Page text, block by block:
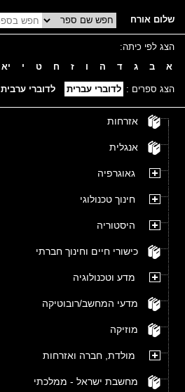
שלום אורח
הצג לפי כיתה:
א
ב ג ד ה ו ז ח ט י יא
הצג ספרים : לדוברי עברית לדוברי ערבית
אזרחות
אנגלית
גאוגרפיה
חינוך טכנולוגי
היסטוריה
כישורי חיים וחינוך חברתי
מדע וטכנולוגיה
מדעי המחשב/רובוטיקה
מוזיקה
מולדת, חברה ואזרחות
מחשבת ישראל - ממלכתי